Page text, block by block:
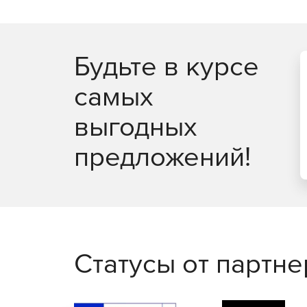
Будьте в курсе
самых
выгодных
предложений!
Статусы от